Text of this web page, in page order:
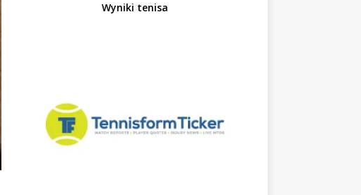
Wyniki tenisa